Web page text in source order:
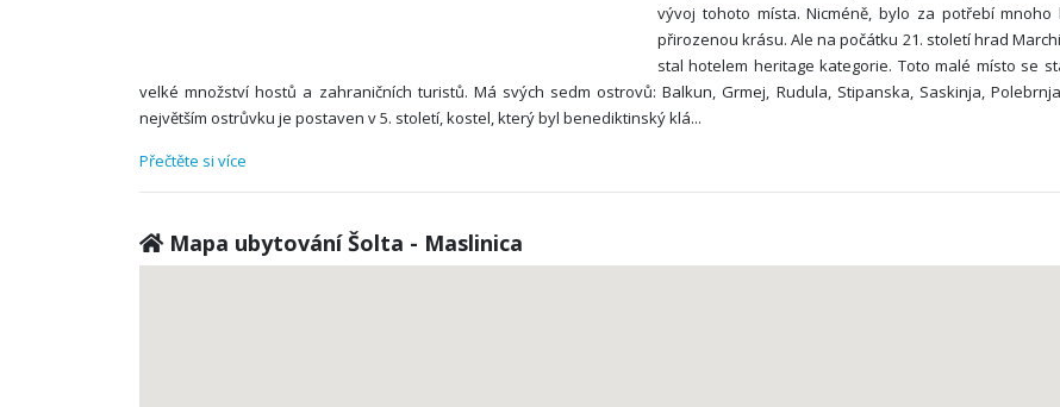
vývoj tohoto místa. Nicméně, bylo za potřebí
přirozenou krásu. Ale na počátku 21. století hrad
stal hotelem heritage kategorie. Toto malé místo se
velké množství hostů a zahraničních turistů. Má svých sedm ostrovů: Balkun, Grmej, Rudula, Stipanska, Saskinja,
největším ostrůvku je postaven v 5. století, kostel, který byl benediktinský klá...
Přečtěte si více
Mapa ubytování Šolta - Maslinica